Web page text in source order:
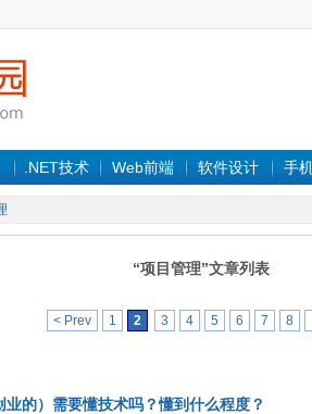
.NET技术 Web前端 软件设计 手
“项目管理”文章列表
< Prev 1 2 3 4 5 6 7 8
业的）需要懂技术吗？懂到什么程度？